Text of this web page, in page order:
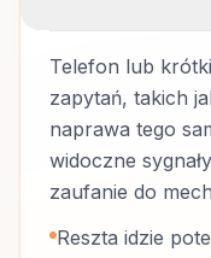
Telefon lub
zapytań, takich
naprawa tego
widoczne
zaufanie do
Reszta idzie